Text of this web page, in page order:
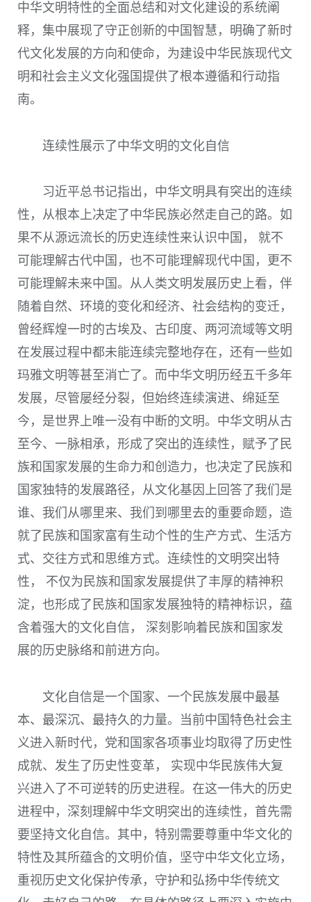
中华文明特性的全面总结和对文化建设的系统阐
释，集中展现了守正创新的中国智慧，明确了新时
代文化发展的方向和使命，为建设中华民族现代文
明和社会主义文化强国提供了根本遵循和行动指
南。
连续性展示了中华文明的文化自信
习近平总书记指出，中华文明具有突出的连续
性，从根本上决定了中华民族必然走自己的路。如
果不从源远流长的历史连续性来认识中国， 就不
可能理解古代中国，也不可能理解现代中国，更不
可能理解未来中国。从人类文明发展历史上看，伴
随着自然、环境的变化和经济、社会结构的变迁，
曾经辉煌一时的古埃及、古印度、两河流域等文明
在发展过程中都未能连续完整地存在，还有一些如
玛雅文明等甚至消亡了。而中华文明历经五千多年
发展，尽管屡经分裂，但始终连续演进、绵延至
今，是世界上唯一没有中断的文明。中华文明从古
至今、一脉相承，形成了突出的连续性，赋予了民
族和国家发展的生命力和创造力，也决定了民族和
国家独特的发展路径，从文化基因上回答了我们是
谁、我们从哪里来、我们到哪里去的重要命题，造
就了民族和国家富有生动个性的生产方式、生活方
式、交往方式和思维方式。连续性的文明突出特
性， 不仅为民族和国家发展提供了丰厚的精神积
淀，也形成了民族和国家发展独特的精神标识，蕴
含着强大的文化自信， 深刻影响着民族和国家发
展的历史脉络和前进方向。
文化自信是一个国家、一个民族发展中最基
本、最深沉、最持久的力量。当前中国特色社会主
义进入新时代，党和国家各项事业均取得了历史性
成就、发生了历史性变革， 实现中华民族伟大复
兴进入了不可逆转的历史进程。在这一伟大的历史
进程中，深刻理解中华文明突出的连续性，首先需
要坚持文化自信。其中，特别需要尊重中华文化的
特性及其所蕴含的文明价值，坚守中华文化立场，
重视历史文化保护传承，守护和弘扬中华传统文